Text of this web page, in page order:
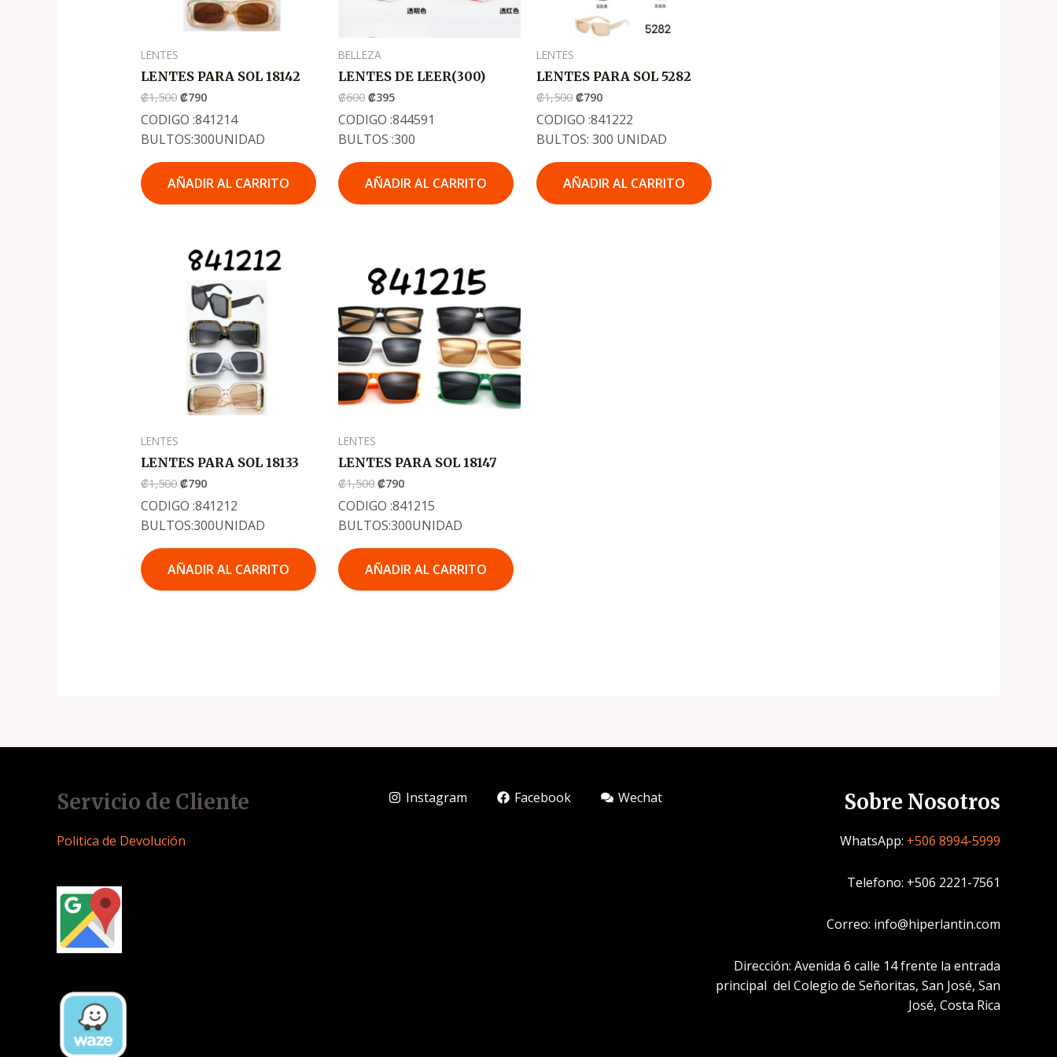
LENTES
LENTES PARA SOL 18142
₡1,500 ₡790
CODIGO :841214
BULTOS:300UNIDAD
AÑADIR AL CARRITO
BELLEZA
LENTES DE LEER(300)
₡600 ₡395
CODIGO :844591
BULTOS :300
AÑADIR AL CARRITO
LENTES
LENTES PARA SOL 5282
₡1,500 ₡790
CODIGO :841222
BULTOS: 300 UNIDAD
AÑADIR AL CARRITO
LENTES
LENTES PARA SOL 18133
₡1,500
precio
original
era:
₡1,500
₡790
El
precio
actual
es:
.
₡790
CODIGO :841212
BULTOS:300UNIDAD
AÑADIR AL CARRITO
LENTES
LENTES PARA SOL 18147
₡1,500
original
era:
.
₡1,500
₡790
actual
es:
.
₡790
CODIGO :841215
BULTOS:300UNIDAD
AÑADIR AL CARRITO
Servicio de Cliente
Politica de Devolución
Instagram Facebook Wechat Sobre Nosotros
WhatsApp: +506 8994-5999
Telefono: +506 2221-7561
Correo: info@hiperlantin.com
Dirección: Avenida 6 calle 14 frente la entrada
principal del Colegio de Señoritas, San José, San
José, Costa Rica